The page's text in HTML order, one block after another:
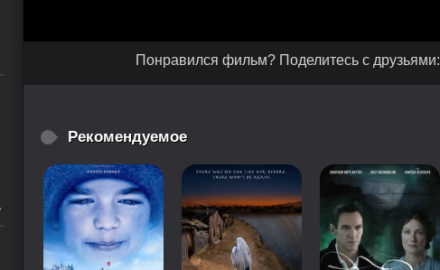
Понравился фильм? Поделитесь с друзьями:
Рекомендуемое